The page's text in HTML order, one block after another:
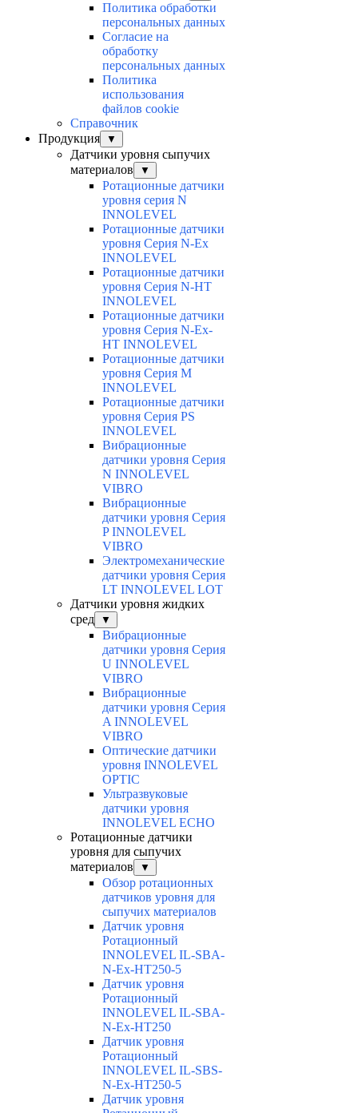
Политика обработки
персональных данных
Согласие на
обработку
персональных данных
Политика
использования
файлов cookie
Справочник
Продукция
▼
Датчики уровня сыпучих
материалов
▼
Ротационные датчики
уровня серия N
INNOLEVEL
Ротационные датчики
уровня Серия N-Ex
INNOLEVEL
Ротационные датчики
уровня Серия N-HT
INNOLEVEL
Ротационные датчики
уровня Серия N-Ex-
HT INNOLEVEL
Ротационные датчики
уровня Серия M
INNOLEVEL
Ротационные датчики
уровня Серия PS
INNOLEVEL
Вибрационные
датчики уровня Серия
N INNOLEVEL
VIBRO
Вибрационные
датчики уровня Серия
P INNOLEVEL
VIBRO
Электромеханические
датчики уровня Серия
LT INNOLEVEL LOT
Датчики уровня жидких
сред
▼
Вибрационные
датчики уровня Серия
U INNOLEVEL
VIBRO
Вибрационные
датчики уровня Серия
A INNOLEVEL
VIBRO
Оптические датчики
уровня INNOLEVEL
OPTIC
Ультразвуковые
датчики уровня
INNOLEVEL ECHO
Ротационные датчики
уровня для сыпучих
материалов
▼
Обзор ротационных
датчиков уровня для
сыпучих материалов
Датчик уровня
Ротационный
INNOLEVEL IL-SBA-
N-Ex-HT250-5
Датчик уровня
Ротационный
INNOLEVEL IL-SBA-
N-Ex-HT250
Датчик уровня
Ротационный
INNOLEVEL IL-SBS-
N-Ex-HT250-5
Датчик уровня